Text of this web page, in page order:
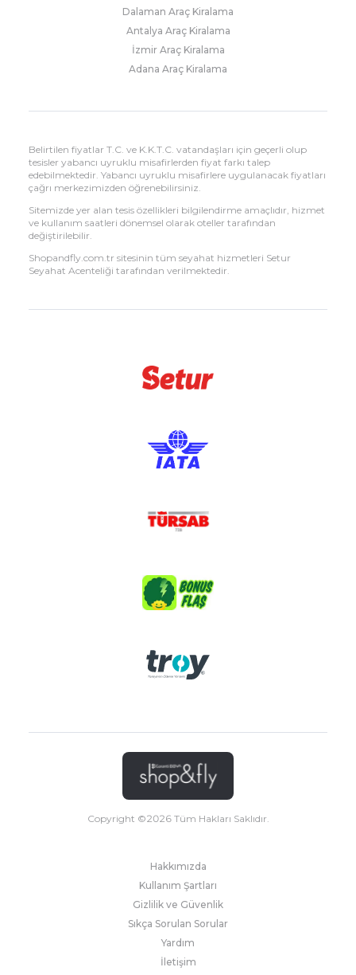
Dalaman Araç Kiralama
Antalya Araç Kiralama
İzmir Araç Kiralama
Adana Araç Kiralama
Belirtilen fiyatlar T.C. ve K.K.T.C. vatandaşları için geçerli olup
tesisler yabancı uyruklu misafirlerden fiyat farkı talep
edebilmektedir. Yabancı uyruklu misafirlere uygulanacak fiyatları
çağrı merkezimizden öğrenebilirsiniz.
Sitemizde yer alan tesis özellikleri bilgilendirme amaçlıdır, hizmet
ve kullanım saatleri dönemsel olarak oteller tarafından
değiştirilebilir.
Shopandfly.com.tr sitesinin tüm seyahat hizmetleri Setur
Seyahat Acenteliği tarafından verilmektedir.
Copyright ©2026Tüm Hakları Saklıdır.
Hakkımızda
Kullanım Şartları
Gizlilik ve Güvenlik
Sıkça Sorulan Sorular
Yardım
İletişim